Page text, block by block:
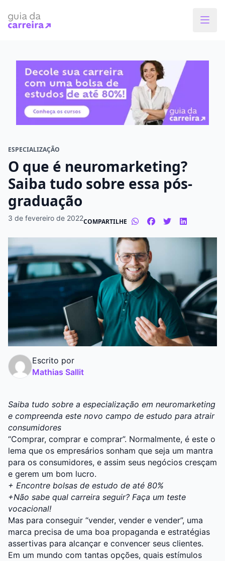
ESPECIALIZAÇÃO
O que é neuromarketing?
Saiba tudo sobre essa pós-
graduação
3 de fevereiro de 2022COMPARTILHE
Escrito por
Mathias Sallit
Saiba tudo sobre a especialização em neuromarketing
e compreenda este novo campo de estudo para atrair
consumidores
“Comprar, comprar e comprar”. Normalmente, é este o
lema que os empresários sonham que seja um mantra
para os consumidores, e assim seus negócios cresçam
e gerem um bom lucro.
+ Encontre bolsas de estudo de até 80%
+Não sabe qual carreira seguir? Faça um teste
vocacional!
Mas para conseguir “vender, vender e vender”, uma
marca precisa de uma boa propaganda e estratégias
assertivas para alcançar e convencer seus clientes.
Em um mundo com tantas opções, quais estímulos
Faça o curso dos sonhos
O que você quer estudar?
Modalidade preferida
Presencial
Tipo de formação
Pós